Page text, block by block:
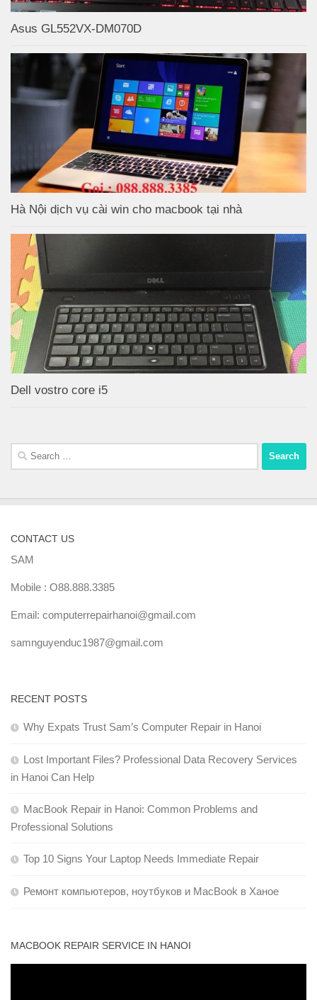
Asus GL552VX-DM070D
Hà Nội dịch vụ cài win cho macbook tại nhà
Dell vostro core i5
Search
for:
CONTACT US
SAM
Mobile : O88.888.3385
Email: computerrepairhanoi@gmail.com
samnguyenduc1987@gmail.com
RECENT POSTS
Why Expats Trust Sam’s Computer Repair in Hanoi
Lost Important Files? Professional Data Recovery Services
in Hanoi Can Help
MacBook Repair in Hanoi: Common Problems and
Professional Solutions
Top 10 Signs Your Laptop Needs Immediate Repair
Ремонт компьютеров, ноутбуков и MacBook в Ханое
MACBOOK REPAIR SERVICE IN HANOI